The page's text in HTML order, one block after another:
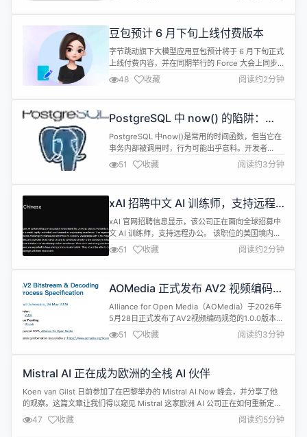
重构最为明显。 Servoshell是Servo在Android上的
录视图，...
豆包预计 6 月下旬上线付费版本
字节跳动旗下大模型应用豆包预计将于 6 月下旬正式
上线付费内容，并在同期举行的 Force 大会上同步
更新相关功能。 据悉，该时间节点的确立主要受限于
PC 端与移动端在基础功能和收费体系上仍需约一个
月的时间进行适配改造。若整体业务推进顺利，豆包
景，届时将通过定向补贴为抖音商城进行引流，并在
第四季度全面进入稳定运行...
48 收藏 阅读约2分钟
PostgreSQL 中 now() 的陷阱：事
务内时间静止问题
PostgreSQL 中now()是常用的时间函数，但当它在
事务内部被调用时，行为可能出乎意料。开发者
Marcin 近日在开发 Emmett 库时踩到了这个坑，并
在博客中详细记录了问题根因和解决方案。 核心问题
在于：now()返回的是事务开始时的时间戳，而非每
代码运行了多久、经过了多少次重试，now() 的值
始...
51 收藏 阅读约3分钟
xAI 招聘中文 AI 训练师，支持远程
办公
xAI 官网招聘信息显示，该公司正在面向全球招募中
文 AI 训练师，支持远程办公。 该职位的美国境内候
选人时薪为 35 - 45美元，具体薪资则取决于相关经
验、技能、教育背景、地理位置和资质等因素。 岗位
职责包括; 使用专有软件为涉及多语言音频片段、录
注释、录音和输入。 支持提供高质量的精选音频数
据，确保清晰、自...
51 收藏 阅读约2分钟
AOMedia 正式发布 AV2 视频编码规
范，下一代视频压缩标准来了
Alliance for Open Media（AOMedia）于2026年
5月28日正式发布了AV2视频编码规范的1.0.0版本，
这是该组织在AV1之后推出的全新一代视频压缩标
准。AV2规范的目标是在相同码率下提供比AV1更高
的画面质量，或在相同画质下显著降低带宽需求。
缩效率&mdash;&mdash;...
51 收藏 阅读约3分钟
Mistral AI 正在成为欧洲的全栈 AI 伙伴
Koen van Gilst 日前参加了在巴黎举办的 Mistral AI Now 峰会，并分享了他
的观察。这篇文章让我们得以窥见 Mistral 这家欧洲 AI 公司正在如何重新定位
自己&mdash;&mdash;从一家模型公司，转变为涵盖基础设施、模型和应用的
全栈 AI 供应商。 自有算力基础设施 本次峰会传达的最明确信号之一，是
47 收藏 阅读约5分钟